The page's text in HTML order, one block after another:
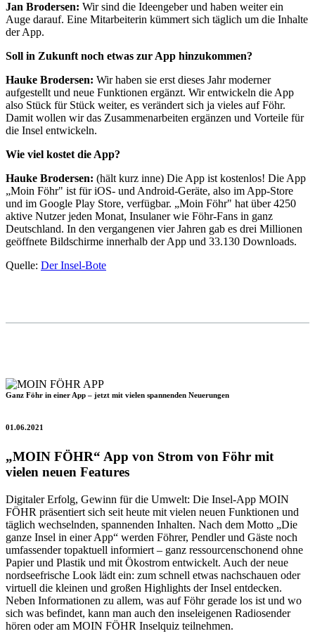
Jan Brodersen: Wir sind die Ideengeber und haben weiter ein
Auge darauf. Eine Mitarbeiterin kümmert sich täglich um die Inhalte
der App.
Soll in Zukunft noch etwas zur App hinzukommen?
Hauke Brodersen: Wir haben sie erst dieses Jahr moderner
aufgestellt und neue Funktionen ergänzt. Wir entwickeln die App
also Stück für Stück weiter, es verändert sich ja vieles auf Föhr.
Damit wollen wir das Zusammenarbeiten ergänzen und Vorteile für
die Insel entwickeln.
Wie viel kostet die App?
Hauke Brodersen: (hält kurz inne) Die App ist kostenlos! Die App
„Moin Föhr" ist für iOS- und Android-Geräte, also im App-Store
und im Google Play Store, verfügbar. „Moin Föhr" hat über 4250
aktive Nutzer jeden Monat, Insulaner wie Föhr-Fans in ganz
Deutschland. In den vergangenen vier Jahren gab es drei Millionen
geöffnete Bildschirme innerhalb der App und 33.130 Downloads.
Quelle: Der Insel-Bote
Ganz Föhr in einer App – jetzt mit vielen spannenden Neuerungen
01.06.2021
„MOIN FÖHR“ App von Strom von Föhr mit
vielen neuen Features
Digitaler Erfolg, Gewinn für die Umwelt: Die Insel-App MOIN
FÖHR präsentiert sich seit heute mit vielen neuen Funktionen und
täglich wechselnden, spannenden Inhalten. Nach dem Motto „Die
ganze Insel in einer App“ werden Föhrer, Pendler und Gäste noch
umfassender topaktuell informiert – ganz ressourcenschonend ohne
Papier und Plastik und mit Ökostrom entwickelt. Auch der neue
nordseefrische Look lädt ein: zum schnell etwas nachschauen oder
virtuell die kleinen und großen Highlights der Insel entdecken.
Neben Informationen zu allem, was auf Föhr gerade los ist und wo
sich was befindet, kann man auch den inseleigenen Radiosender
hören oder am MOIN FÖHR Inselquiz teilnehmen.